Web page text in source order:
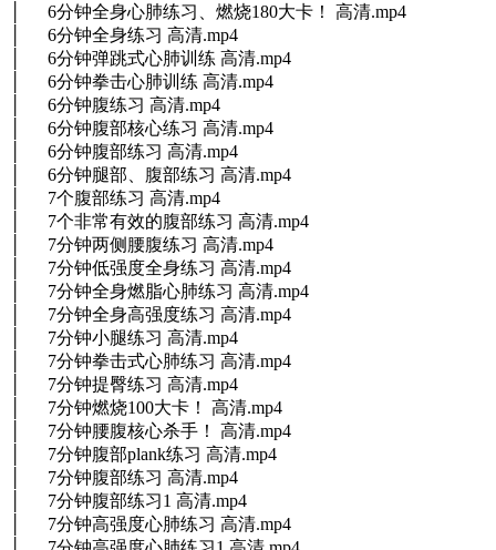
│ 6分钟全身心肺练习、燃烧180大卡！ 高清.mp4
│ 6分钟全身练习 高清.mp4
│ 6分钟弹跳式心肺训练 高清.mp4
│ 6分钟拳击心肺训练 高清.mp4
│ 6分钟腹练习 高清.mp4
│ 6分钟腹部核心练习 高清.mp4
│ 6分钟腹部练习 高清.mp4
│ 6分钟腿部、腹部练习 高清.mp4
│ 7个腹部练习 高清.mp4
│ 7个非常有效的腹部练习 高清.mp4
│ 7分钟两侧腰腹练习 高清.mp4
│ 7分钟低强度全身练习 高清.mp4
│ 7分钟全身燃脂心肺练习 高清.mp4
│ 7分钟全身高强度练习 高清.mp4
│ 7分钟小腿练习 高清.mp4
│ 7分钟拳击式心肺练习 高清.mp4
│ 7分钟提臀练习 高清.mp4
│ 7分钟燃烧100大卡！ 高清.mp4
│ 7分钟腰腹核心杀手！ 高清.mp4
│ 7分钟腹部plank练习 高清.mp4
│ 7分钟腹部练习 高清.mp4
│ 7分钟腹部练习1 高清.mp4
│ 7分钟高强度心肺练习 高清.mp4